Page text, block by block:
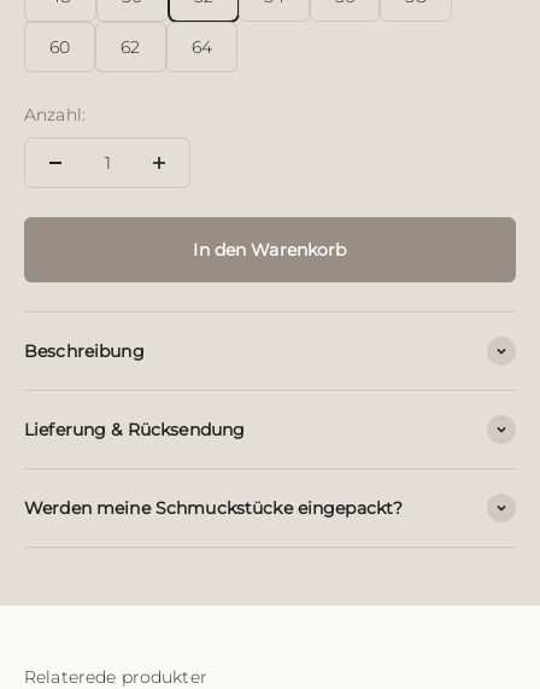
60 62 64
Anzahl:
In den Warenkorb
Beschreibung
Lieferung & Rücksendung
Werden meine Schmuckstücke eingepackt?